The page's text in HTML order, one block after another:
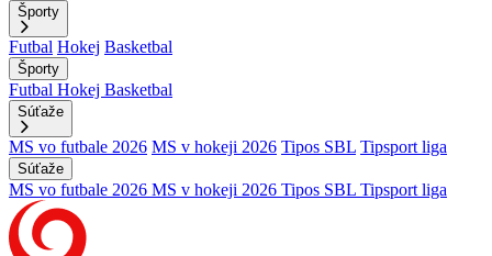
Športy
Futbal Hokej Basketbal
Športy
Futbal Hokej Basketbal
Súťaže
MS vo futbale 2026 MS v hokeji 2026 Tipos SBL Tipsport liga
Súťaže
MS vo futbale 2026 MS v hokeji 2026 Tipos SBL Tipsport liga